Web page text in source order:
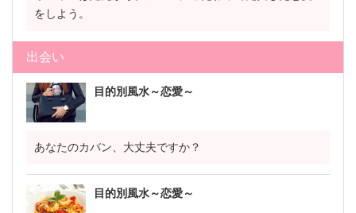
をしよう。
出会い
目的別風水～恋愛～
あなたのカバン、大丈夫ですか？
目的別風水～恋愛～